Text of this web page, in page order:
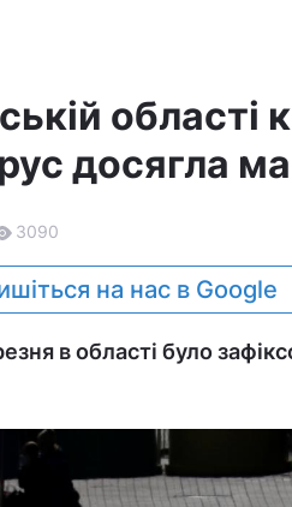
області
досягла
3090
на нас в Google
в області було